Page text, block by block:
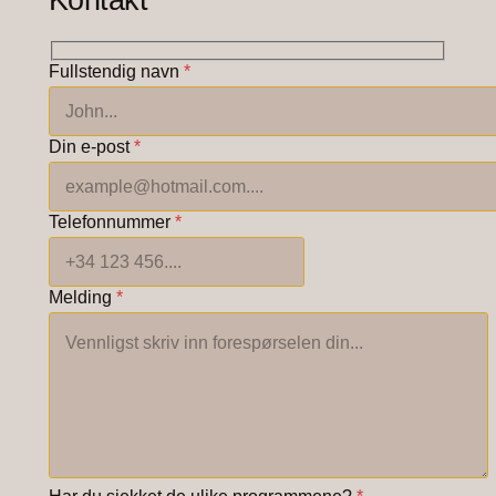
Fullstendig navn *
Din e-post*
Telefonnummer *
Melding *